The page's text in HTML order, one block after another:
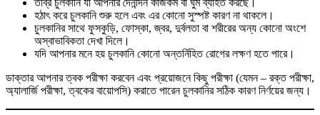
হঠাৎ করে চুলকানি শুরু হলে এবং এর কোনো সুস্পষ্ট কারণ না থাকলে।
চুলকানির সাথে ফুসকুড়ি, ফোস্কা, জ্বর, দুর্বলতা বা শরীরের অন্য কোনো অংশে
অস্বাভাবিকতা দেখা দিলে।
যদি আপনার মনে হয় চুলকানি কোনো অন্তর্নিহিত রোগের লক্ষণ হতে পারে।
ডাক্তার আপনার ত্বক পরীক্ষা করবেন এবং প্রয়োজনে কিছু পরীক্ষা (যেমন – রক্ত পরীক্ষা,
অ্যালার্জি পরীক্ষা, ত্বকের বায়োপসি) করাতে পারেন চুলকানির সঠিক কারণ নির্ণয়ের জন্য।